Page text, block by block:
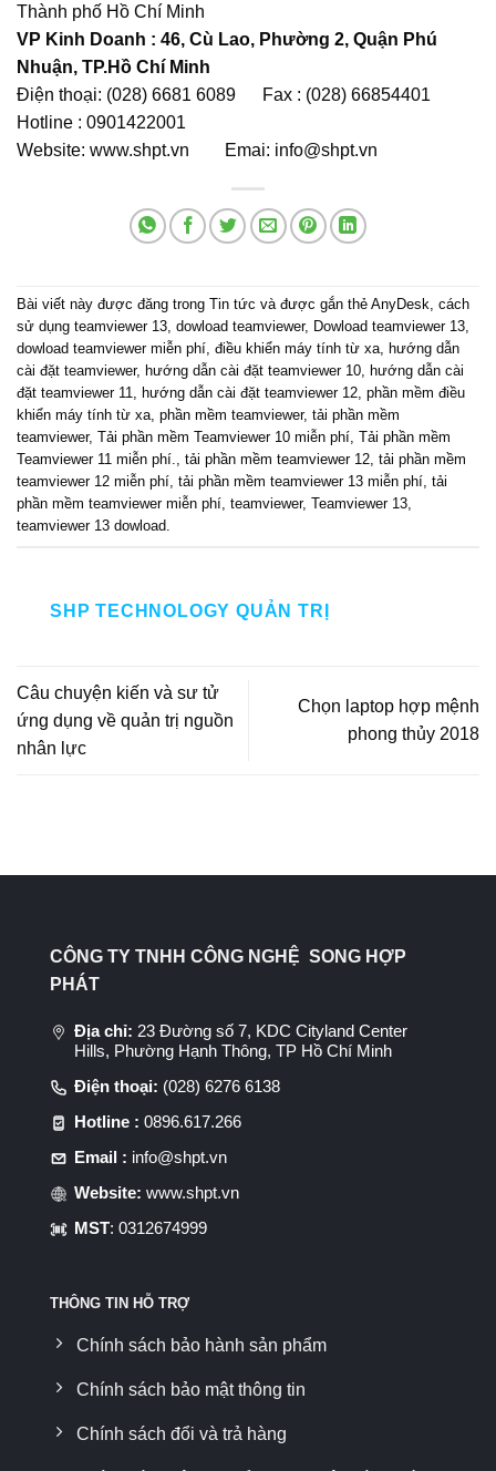
Thành phố Hồ Chí Minh
VP Kinh Doanh : 46, Cù Lao, Phường 2, Quận Phú
Nhuận, TP.Hồ Chí Minh
Điện thoại: (028) 6681 6089 Fax : (028) 66854401
Hotline : 0901422001
Website: www.shpt.vn Emai: info@shpt.vn
Bài viết này được đăng trong Tin tức và được gắn thẻ AnyDesk, cách
sử dụng teamviewer 13, dowload teamviewer, Dowload teamviewer 13,
dowload teamviewer miễn phí, điều khiển máy tính từ xa, hướng dẫn
cài đặt teamviewer, hướng dẫn cài đặt teamviewer 10, hướng dẫn cài
đặt teamviewer 11, hướng dẫn cài đặt teamviewer 12, phần mềm điều
khiển máy tính từ xa, phần mềm teamviewer, tải phần mềm
teamviewer, Tải phần mềm Teamviewer 10 miễn phí, Tải phần mềm
Teamviewer 11 miễn phí., tải phần mềm teamviewer 12, tải phần mềm
teamviewer 12 miễn phí, tải phần mềm teamviewer 13 miễn phí, tải
phần mềm teamviewer miễn phí, teamviewer, Teamviewer 13,
teamviewer 13 dowload.
SHP TECHNOLOGY QUẢN TRỊ
Câu chuyện kiến và sư tử
ứng dụng về quản trị nguồn
nhân lực
Chọn laptop hợp mệnh
phong thủy 2018
CÔNG TY TNHH CÔNG NGHỆ SONG HỢP
PHÁT
Địa chỉ: 23 Đường số 7, KDC Cityland Center
Hills, Phường Hạnh Thông, TP Hồ Chí Minh
Điện thoại: (028) 6276 6138
Hotline : 0896.617.266
Email : info@shpt.vn
Website: www.shpt.vn
MST: 0312674999
THÔNG TIN HỖ TRỢ
Chính sách bảo hành sản phẩm
Chính sách bảo mật thông tin
Chính sách đổi và trả hàng